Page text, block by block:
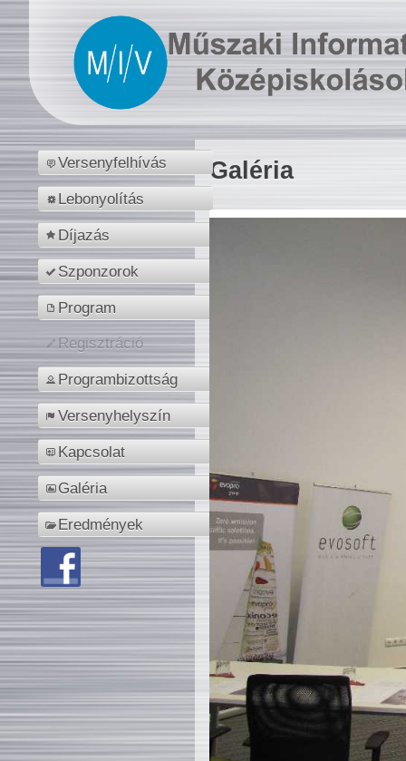
Versenyfelhívás
Lebonyolítás
Díjazás
Szponzorok
Program
Regisztráció
Programbizottság
Versenyhelyszín
Kapcsolat
Galéria
Eredmények
Galéria